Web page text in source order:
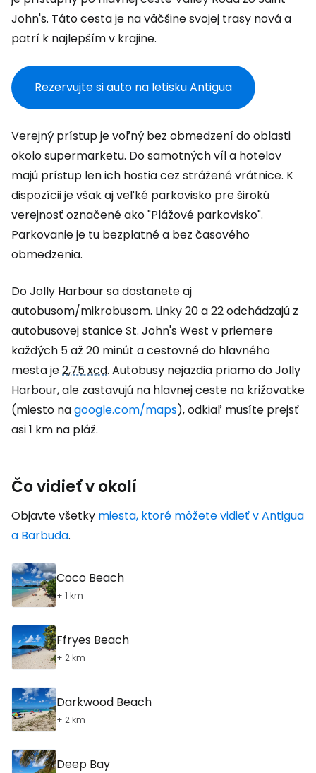
John's. Táto cesta je na väčšine svojej trasy nová a
patrí k najlepším v krajine.
Rezervujte si auto na letisku Antigua
Verejný prístup je voľný bez obmedzení do oblasti
okolo supermarketu. Do samotných víl a hotelov
majú prístup len ich hostia cez strážené vrátnice. K
dispozícii je však aj veľké parkovisko pre širokú
verejnosť označené ako "Plážové parkovisko".
Parkovanie je tu bezplatné a bez časového
obmedzenia.
Do Jolly Harbour sa dostanete aj
autobusom/mikrobusom. Linky 20 a 22 odchádzajú z
autobusovej stanice St. John's West v priemere
každých 5 až 20 minút a cestovné do hlavného
mesta je2,75 xcd. Autobusy nejazdia priamo do Jolly
Harbour, ale zastavujú na hlavnej ceste na križovatke
(miesto nagoogle.com/maps), odkiaľ musíte prejsť
asi 1 km na pláž.
Čo vidieť v okolí
Objavte všetky miesta, ktoré môžete vidieť v Antigua
a Barbuda.
Coco Beach
+ 1 km
Ffryes Beach
+ 2 km
Darkwood Beach
+ 2 km
Deep Bay